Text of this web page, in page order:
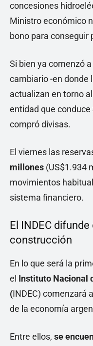
concesiones
Ministro económico
bono para conseguir
Si bien ya comenzó
cambiario -en donde
actualizan en torno
entidad que conduce
compró divisas.
El viernes las
millones (US$1.934
movimientos
sistema financiero.
El INDEC
construcción
En lo que será la
el Instituto Nacional
(INDEC) comenzará
de la economía
Entre ellos, se